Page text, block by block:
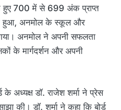
हुए 700 में से 699 अंक प्राप्त
हुआ, अनमोल के स्कूल और
अनमोल ने अपनी सफलता
के मार्गदर्शन और अपनी
के अध्यक्ष डॉ. राजेश शर्मा ने प्रेस
की। डॉ. शर्मा ने कहा कि बोर्ड